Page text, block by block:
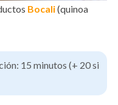
Bocali(quinoa
15 minutos (+ 20 si